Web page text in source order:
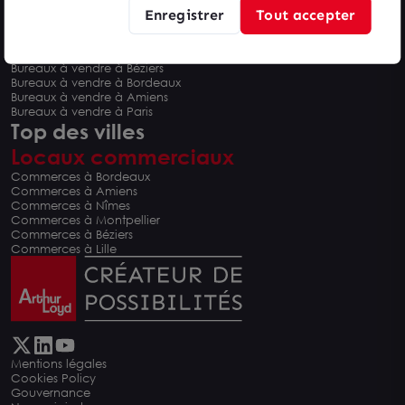
Bureaux à vendre
Bureaux à vendre à Montpellier
Bureaux à vendre à Béziers
Bureaux à vendre à Bordeaux
Bureaux à vendre à Amiens
Bureaux à vendre à Paris
Top des villes
Locaux commerciaux
Commerces à Bordeaux
Commerces à Amiens
Commerces à Nîmes
Commerces à Montpellier
Commerces à Béziers
Commerces à Lille
Mentions légales
Cookies Policy
Gouvernance
Enregistrer Tout accepter